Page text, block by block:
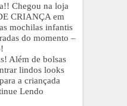
Chegou na loja
CRIANÇA em
mochilas infantis
do momento –
Além de bolsas
lindos looks
a criançada
Lendo